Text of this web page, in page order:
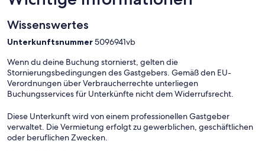
Game room with ping pong and air hockey
Other cool stuffs
This property is pet-friendly, and that means pet hair is inevitable.
We contract professional cleaners after every stay and they do their
absolute best for us. Please be forgiving if it's not perfect.
________________________________________
Large deck with dining set
Propane grill
Wissenswertes
Unterkunftsnummer5096941vb
Wenn du deine Buchung stornierst, gelten die
Stornierungsbedingungen des Gastgebers. Gemäß den EU-
Verordnungen über Verbraucherrechte unterliegen
Buchungsservices für Unterkünfte nicht dem Widerrufsrecht.
Diese Unterkunft wird von einem professionellen Gastgeber
verwaltet. Die Vermietung erfolgt zu gewerblichen, geschäftlichen
oder beruflichen Zwecken.